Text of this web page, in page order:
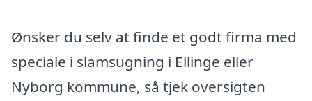
Ønsker du selv at finde et godt firma med
speciale i slamsugning i Ellinge eller
Nyborg kommune, så tjek oversigten